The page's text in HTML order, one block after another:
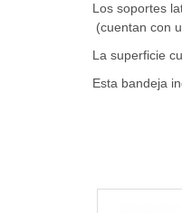
Los soportes
(cuentan con
La superficie
Esta bandeja